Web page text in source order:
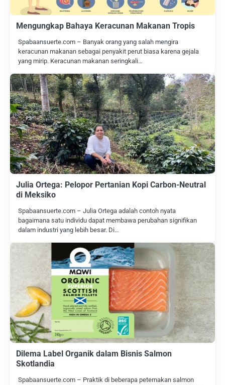
Mengungkap Bahaya Keracunan Makanan Tropis
Spabaansuerte.com – Banyak orang yang salah mengira
keracunan makanan sebagai penyakit perut biasa karena gejala
yang mirip. Keracunan makanan seringkali…
Julia Ortega: Pelopor Pertanian Kopi Carbon-Neutral
di Meksiko
Spabaansuerte.com – Julia Ortega adalah contoh nyata
bagaimana satu individu dapat membawa perubahan signifikan
dalam industri yang lebih besar. Di…
Dilema Label Organik dalam Bisnis Salmon
Skotlandia
Spabaansuerte.com – Praktik di beberapa peternakan salmon